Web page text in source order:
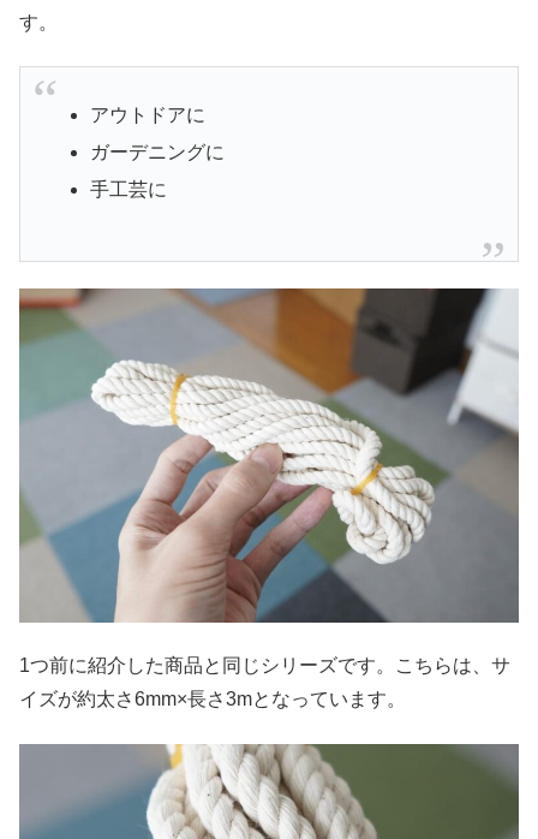
す。
アウトドアに
ガーデニングに
手工芸に
1つ前に紹介した商品と同じシリーズです。こちらは、サ
イズが約太さ6mm×長さ3mとなっています。